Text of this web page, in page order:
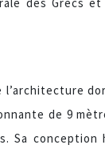
de 9
Sa